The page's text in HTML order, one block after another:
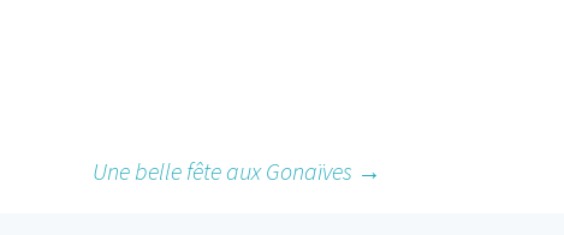
Une belle fête aux Gonaïves →